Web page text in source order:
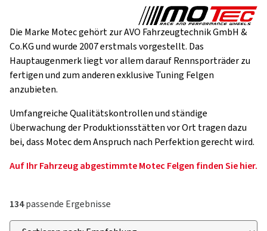
Die Marke Motec gehört zur AVO Fahrzeugtechnik GmbH &
Co.KG und wurde 2007 erstmals vorgestellt. Das
Hauptaugenmerk liegt vor allem darauf Rennsporträder zu
fertigen und zum anderen exklusive Tuning Felgen
anzubieten.
Umfangreiche Qualitätskontrollen und ständige
Überwachung der Produktionsstätten vor Ort tragen dazu
bei, dass Motec dem Anspruch nach Perfektion gerecht wird.
Auf Ihr Fahrzeug abgestimmte Motec Felgen finden Sie hier.
134passende Ergebnisse